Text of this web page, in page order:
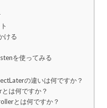
ける
を使ってみる
の違いは何ですか？
は何ですか？
とは何ですか？